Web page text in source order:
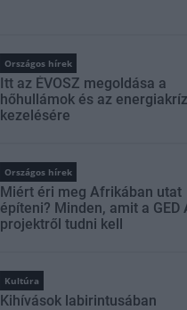
Országos hírek
Itt az ÉVOSZ megoldása a
hőhullámok és az
kezelésére
Országos hírek
Miért éri meg Afrikában utat
építeni? Minden, amit a GED
projektről tudni kell
Kultúra
Kihívások labirintusában